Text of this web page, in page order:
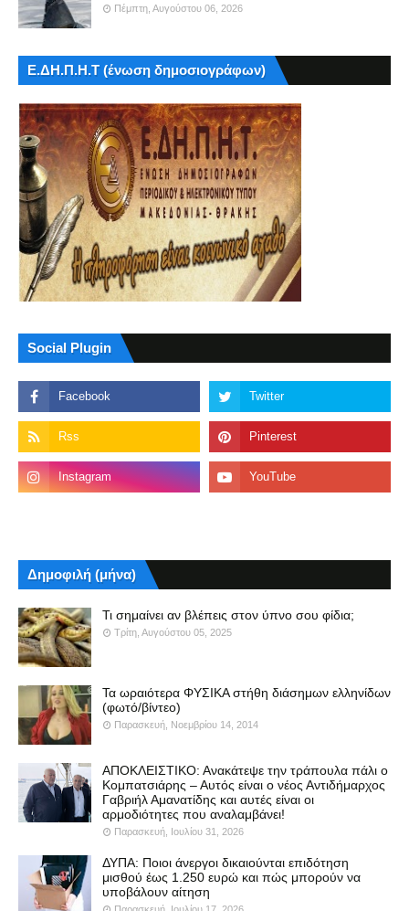
Πέμπτη, Αυγούστου 06, 2026
Ε.ΔΗ.Π.Η.Τ (ένωση δημοσιογράφων)
Social Plugin
Δημοφιλή (μήνα)
Τι σημαίνει αν βλέπεις στον ύπνο σου φίδια;
Τρίτη, Αυγούστου 05, 2025
Τα ωραιότερα ΦΥΣΙΚΑ στήθη διάσημων ελληνίδων
(φωτό/βίντεο)
Παρασκευή, Νοεμβρίου 14, 2014
ΑΠΟΚΛΕΙΣΤΙΚΟ: Ανακάτεψε την τράπουλα πάλι ο
Κομπατσιάρης – Αυτός είναι ο νέος Αντιδήμαρχος
Γαβριήλ Αμανατίδης και αυτές είναι οι
αρμοδιότητες που αναλαμβάνει!
Παρασκευή, Ιουλίου 31, 2026
ΔΥΠΑ: Ποιοι άνεργοι δικαιούνται επιδότηση
μισθού έως 1.250 ευρώ και πώς μπορούν να
υποβάλουν αίτηση